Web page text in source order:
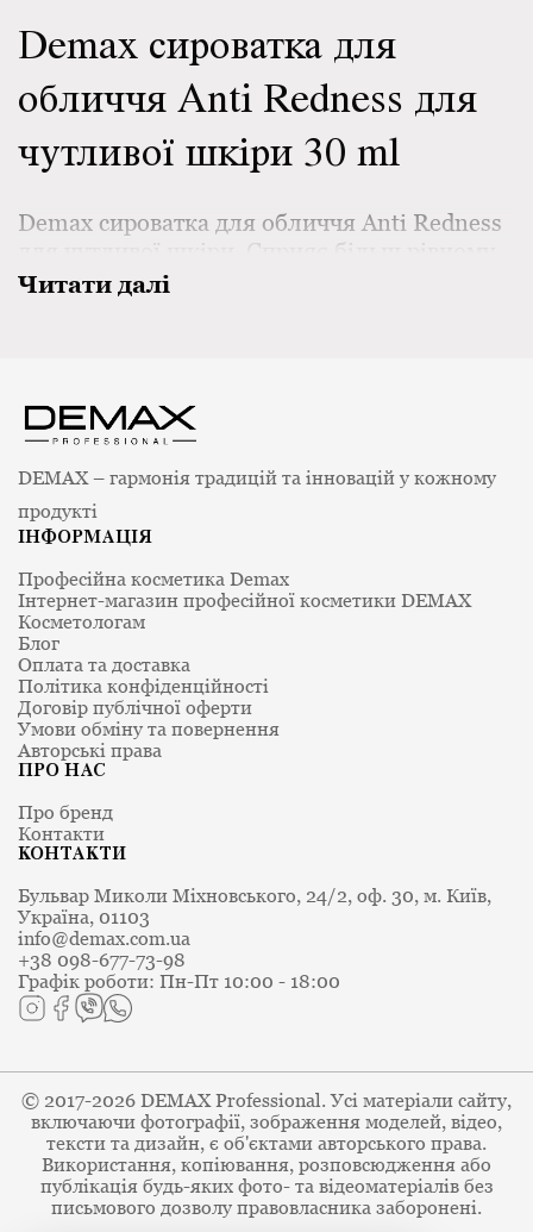
Demax сироватка для
обличчя Anti Redness для
чутливої шкіри 30 ml
Demax сироватка для обличчя Anti Redness
для чутливої шкіри. Сприяє більш рівному
тону, підтримує комфорт та доглянутий
Читати далі
DEMAX – гармонія традицій та інновацій у кожному
продукті
ІНФОРМАЦІЯ
Професійна косметика Demax
Інтернет-магазин професійної косметики DEMAX
Косметологам
Блог
Оплата та доставка
Політика конфіденційності
Договір публічної оферти
Умови обміну та повернення
Авторські права
ПРО НАС
Про бренд
Контакти
КОНТАКТИ
Бульвар Миколи Міхновського, 24/2, оф. 30, м. Київ,
Україна, 01103
info@demax.com.ua
+38 098-677-73-98
Графік роботи: Пн-Пт 10:00 - 18:00
© 2017-2026 DEMAX Professional. Усі матеріали сайту,
включаючи фотографії, зображення моделей, відео,
тексти та дизайн, є об'єктами авторського права.
Використання, копіювання, розповсюдження або
публікація будь-яких фото- та відеоматеріалів без
письмового дозволу правовласника заборонені.